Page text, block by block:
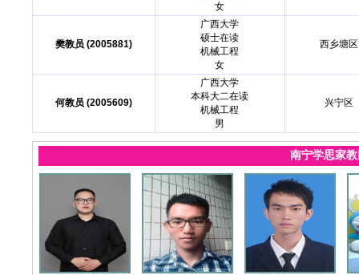
女
樊教员 (2005881)
广西大学
硕士在读
机械工程
女
西乡塘区
何教员 (2005609)
广西大学
本科大二在读
机械工程
男
兴宁区
南宁学思家